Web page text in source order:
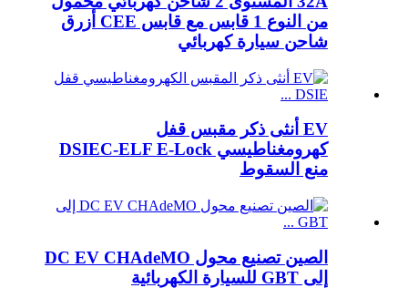
من النوع 1 قابس مع قابس CEE أزرق
شاحن سيارة كهربائي
EV أنثى ذكر مقبس قفل
كهرومغناطيسي DSIEC-ELF E-Lock
منع السقوط
الصين تصنيع محول DC EV CHAdeMO
إلى GBT للسيارة الكهربائية